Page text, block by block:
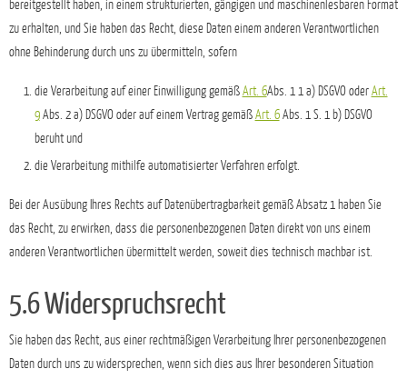
bereitgestellt haben, in einem strukturierten, gängigen und maschinenlesbaren Format
zu erhalten, und Sie haben das Recht, diese Daten einem anderen Verantwortlichen
ohne Behinderung durch uns zu übermitteln, sofern
die Verarbeitung auf einer Einwilligung gemäßArt. 6Abs. 1 1 a) DSGVO oderArt.
9Abs. 2 a) DSGVO oder auf einem Vertrag gemäßArt. 6Abs. 1 S. 1 b) DSGVO
beruht und
die Verarbeitung mithilfe automatisierter Verfahren erfolgt.
Bei der Ausübung Ihres Rechts auf Datenübertragbarkeit gemäß Absatz 1 haben Sie
das Recht, zu erwirken, dass die personenbezogenen Daten direkt von uns einem
anderen Verantwortlichen übermittelt werden, soweit dies technisch machbar ist.
5.6 Widerspruchsrecht
Sie haben das Recht, aus einer rechtmäßigen Verarbeitung Ihrer personenbezogenen
Daten durch uns zu widersprechen, wenn sich dies aus Ihrer besonderen Situation